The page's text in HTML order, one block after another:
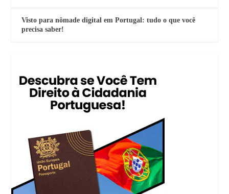
Visto para nômade digital em Portugal: tudo o que você
precisa saber!